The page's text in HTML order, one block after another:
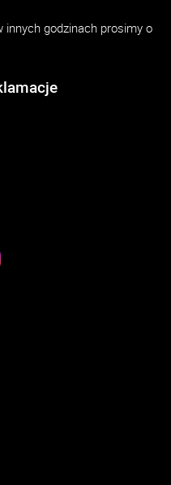
innych godzinach prosimy o